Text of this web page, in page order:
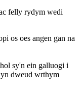
felly rydym wedi
os oes angen gan na
sy'n ein galluogi i
dweud wrthym